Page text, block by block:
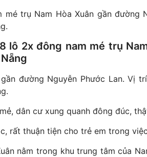
mé trụ Nam Hòa Xuân gần đường
lô 2x đông nam mé trụ
gần đường Nguyễn Phước Lan. Vị
dân cư xung quanh đông đúc,
rất thuận tiện cho trẻ em trong
nằm trong khu trung tâm của